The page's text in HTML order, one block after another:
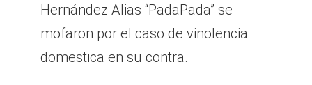
Hernández Alias “PadaPada” se
mofaron por el caso de vinolencia
domestica en su contra.